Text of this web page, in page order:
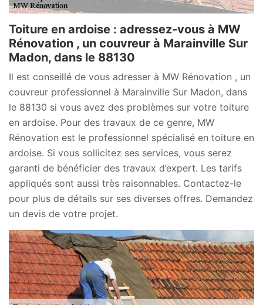
Toiture en ardoise : adressez-vous à MW
Rénovation , un couvreur à Marainville Sur
Madon, dans le 88130
Il est conseillé de vous adresser à MW Rénovation , un
couvreur professionnel à Marainville Sur Madon, dans
le 88130 si vous avez des problèmes sur votre toiture
en ardoise. Pour des travaux de ce genre, MW
Rénovation est le professionnel spécialisé en toiture en
ardoise. Si vous sollicitez ses services, vous serez
garanti de bénéficier des travaux d’expert. Les tarifs
appliqués sont aussi très raisonnables. Contactez-le
pour plus de détails sur ses diverses offres. Demandez
un devis de votre projet.